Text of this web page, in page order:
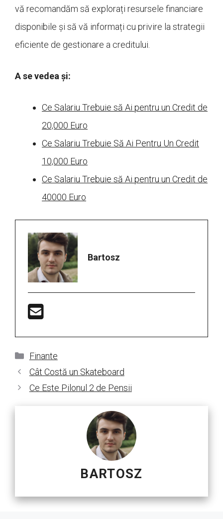
vă recomandăm să explorați resursele financiare
disponibile și să vă informați cu privire la strategii
eficiente de gestionare a creditului.
A se vedea și:
Ce Salariu Trebuie să Ai pentru un Credit de
20,000 Euro
Ce Salariu Trebuie Să Ai Pentru Un Credit
10,000 Euro
Ce Salariu Trebuie să Ai pentru un Credit de
40000 Euro
Bartosz
Categorii
Finante
Cât Costă un Skateboard
Ce Este Pilonul 2 de Pensii
BARTOSZ